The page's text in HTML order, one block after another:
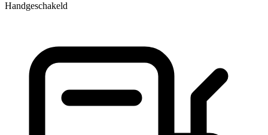
Handgeschakeld